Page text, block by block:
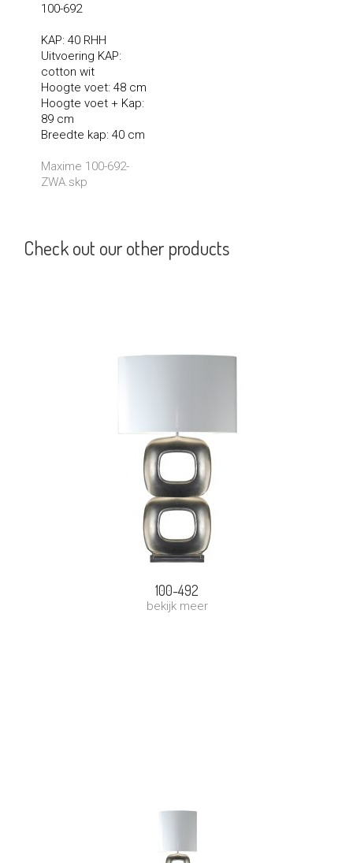
100-692
KAP: 40 RHH
Uitvoering KAP:
cotton wit
Hoogte voet: 48 cm
Hoogte voet + Kap:
89 cm
Breedte kap: 40 cm
Maxime 100-692-
ZWA.skp
Check out our other products
100-492
bekijk meer